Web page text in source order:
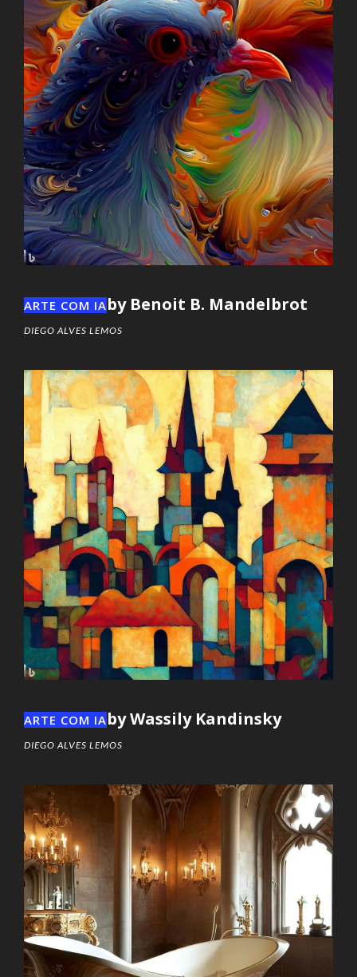
ARTE COM IAby Benoit B. Mandelbrot
DIEGO ALVES LEMOS
ARTE COM IAby Wassily Kandinsky
DIEGO ALVES LEMOS